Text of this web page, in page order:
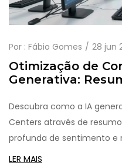
Por : Fábio Gomes 28 jun
Otimização de
Generativa:
Descubra como a IA
Centers através de
profunda de sentimento
Aprenda a otimizar
LER MAIS